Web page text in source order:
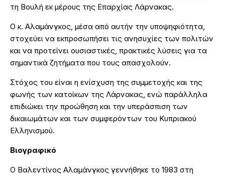
τη Βουλή εκ μέρους της Επαρχίας Λάρνακας.
Ο κ. Αλαμάνγκος, μέσα από αυτήν την υποψηφιότητα,
στοχεύει να εκπροσωπήσει τις ανησυχίες των πολιτών
και να προτείνει ουσιαστικές, πρακτικές λύσεις για τα
σημαντικά ζητήματα που τους απασχολούν.
Στόχος του είναι η ενίσχυση της συμμετοχής και της
φωνής των κατοίκων της Λάρνακας, ενώ παράλληλα
επιδιώκει την προώθηση και την υπεράσπιση των
δικαιωμάτων και των συμφερόντων του Κυπριακού
Ελληνισμού.
Βιογραφικό
Ο Βαλεντίνος Αλαμάνγκος γεννήθηκε το 1983 στη